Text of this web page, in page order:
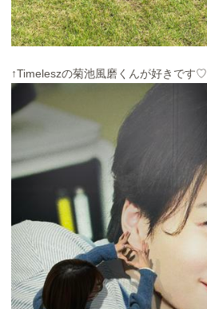
↑Timeleszの菊池風磨くんが好きです♡